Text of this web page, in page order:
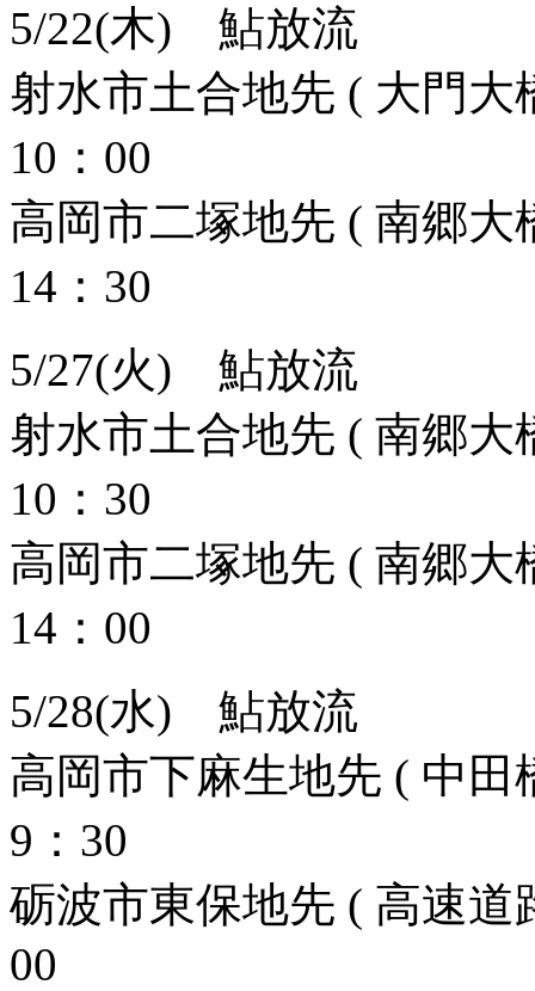
5/22(木) 鮎放流
射水市土合地先 ( 大門
10：00
高岡市二塚地先 ( 南郷
14：30
5/27(火) 鮎放流
射水市土合地先 ( 南郷
10：30
高岡市二塚地先 ( 南郷
14：00
5/28(水) 鮎放流
高岡市下麻生地先 ( 中
9：30
砺波市東保地先 ( 高速
00